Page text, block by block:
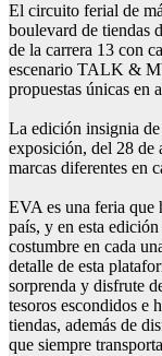
El circuito ferial de
boulevard de tiendas
de la carrera 13 con
escenario TALK &
propuestas únicas en
La edición insignia
exposición, del 28 de
marcas diferentes en
EVA es una feria que
país, y en esta
costumbre en cada
detalle de esta
sorprenda y disfrute
tesoros escondidos e
tiendas, además de
que siempre